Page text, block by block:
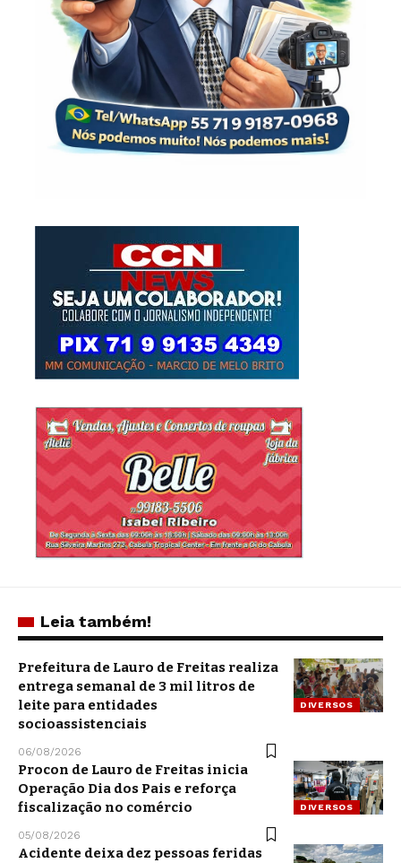
Leia também!
DIVERSOS
Prefeitura de Lauro de Freitas realiza
entrega semanal de 3 mil litros de
leite para entidades
socioassistenciais
06/08/2026
DIVERSOS
Procon de Lauro de Freitas inicia
Operação Dia dos Pais e reforça
fiscalização no comércio
05/08/2026
Acidente deixa dez pessoas feridas